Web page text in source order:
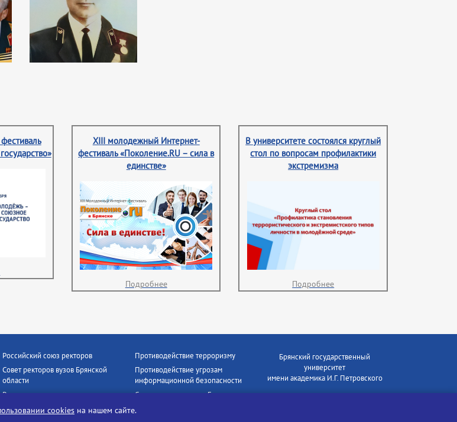
XIII молодежный Интернет-
фестиваль «Поколение.RU – сила в
единстве»
Подробнее
В университете состоялся круглый
стол по вопросам профилактики
экстремизма
Подробнее
Российский союз ректоров
Совет ректоров вузов Брянской
области
Росстудцентр
Наши партнёры
Противодействие терроризму
Противодействие угрозам
информационной безопасности
Социальные ролики - Генеральная
Брянский государственный
университет
имени академика И.Г. Петровского
cookies на нашем сайте.